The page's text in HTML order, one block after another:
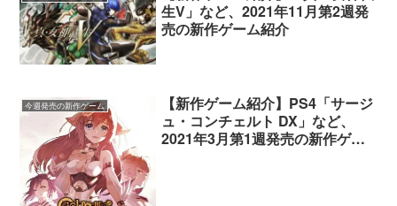
生V」など、2021年11月第2週発
売の新作ゲーム紹介
今週発売の新作ゲーム
【新作ゲーム紹介】PS4「サージ
ュ・コンチェルト DX」など、
2021年3月第1週発売の新作ゲー